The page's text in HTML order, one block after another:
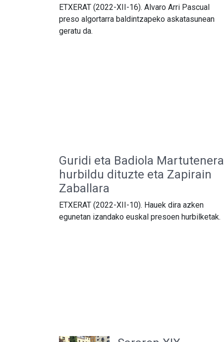
ETXERAT (2022-XII-16). Alvaro Arri Pascual
preso algortarra baldintzapeko askatasunean
geratu da.
Guridi eta Badiola Martutenera
hurbildu dituzte eta Zapirain
Zaballara
ETXERAT (2022-XII-10). Hauek dira azken
egunetan izandako euskal presoen hurbilketak.